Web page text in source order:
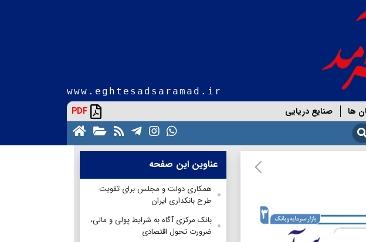
www.eghtesadsaramad.ir
ها صنایع دریایی PDF
عناوین این صفحه
همکاری دولت و مجلس برای تقویت
طرح بانکداری ایران
بانک مرکزی آگاه به شرایط پولی و مالی،
ضرورت‌ تحول اقتصادی